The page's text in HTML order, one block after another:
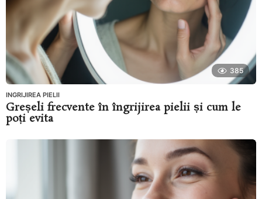
385
INGRIJIREA PIELII
Greșeli frecvente în îngrijirea pielii și cum le
poți evita